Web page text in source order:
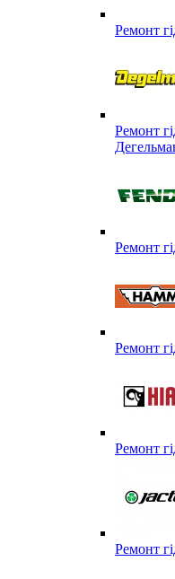
Ремонт
Ремонт
Ремонт
Ремонт
Ремонт
Ремонт